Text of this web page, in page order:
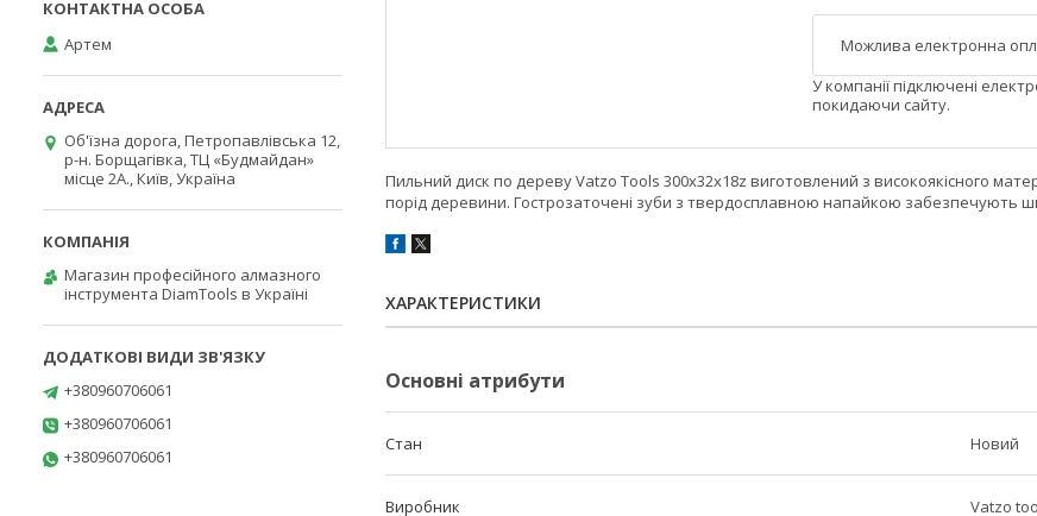
У компанії підключені
покидаючи сайту.
Пильний диск по дереву Vatzo Tools 300х32х18z виготовлений з високоякісного
порід деревини. Гострозаточені зуби з твердосплавною напайкою забезпечують
ХАРАКТЕРИСТИКИ
Основні атрибути
Стан Новий
Виробник Vatzo
Артем
Об'їзна дорога, Петропавлівська 12,
р-н. Борщагівка, ТЦ «Будмайдан»
місце 2А., Київ, Україна
Магазин професійного алмазного
інструмента DiamTools в Україні
+380960706061
+380960706061
+380960706061